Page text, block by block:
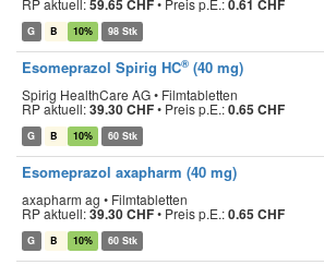
RP aktuell:59.65 CHF• Preis p.E.:0.61 CHF
G B 10% 98 Stk
Esomeprazol Spirig HC® (40 mg)
Spirig HealthCare AG • Filmtabletten
RP aktuell:39.30 CHF• Preis p.E.:0.65 CHF
G B 10% 60 Stk
Esomeprazol axapharm (40 mg)
axapharm ag • Filmtabletten
RP aktuell:39.30 CHF• Preis p.E.:0.65 CHF
G B 10% 60 Stk